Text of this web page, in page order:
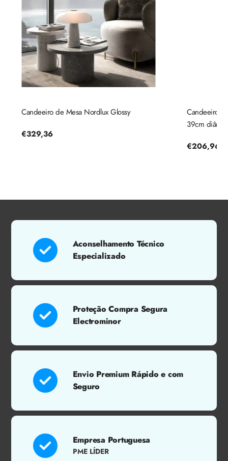
Candeeiro de Mesa Nordlux Glossy
Preço
€329,36
Candeeiro
39cm
Preço
€206,96
Aconselhamento Técnico
Especializado
Proteção Compra Segura
Electrominor
Envio Premium Rápido e com
Seguro
Empresa Portuguesa
PME LÍDER